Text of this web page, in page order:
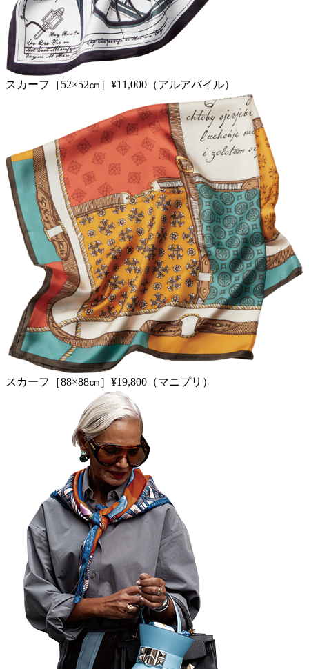
スカーフ［52×52㎝］¥11,000（アルアバイル）
スカーフ［88×88㎝］¥19,800（マニプリ）